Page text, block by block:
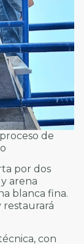
de
por dos
arena
blanca fina.
restaurará
con